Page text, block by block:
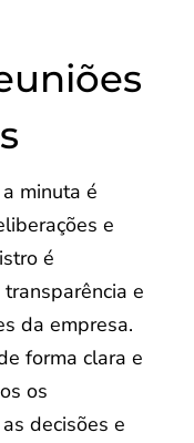
minuta é
e
é
e
da empresa.
forma clara e
os
decisões e